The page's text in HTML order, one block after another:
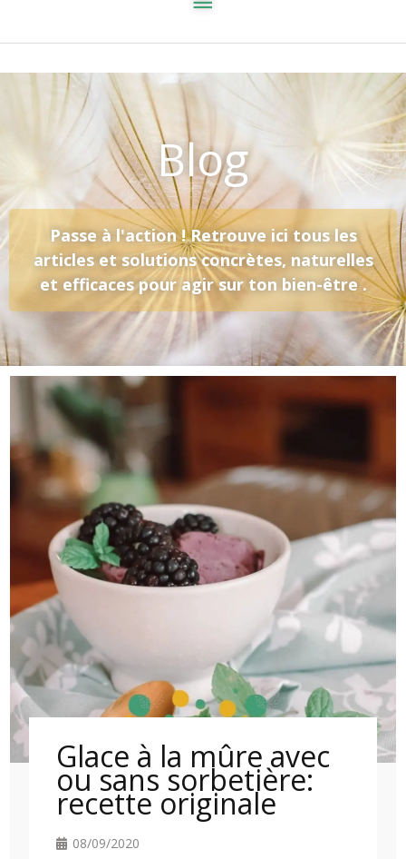
Blog
Passe à l'action ! Retrouve ici tous les
articles et solutions concrètes, naturelles
et efficaces pour agir sur ton bien-être .
Glace à la mûre avec
ou sans sorbetière:
recette originale
08/09/2020